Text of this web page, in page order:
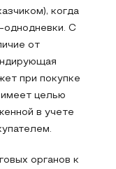
когда
однодневки. С
от
при покупке
имеет целью
в учете
органов к